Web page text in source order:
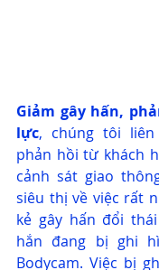
Giảm gây hấn,
lực, chúng tôi
phản hồi từ khách
cảnh sát giao
siêu thị về việc rất
kẻ gây hấn đổi
hắn đang bị ghi
Bodycam. Việc bị